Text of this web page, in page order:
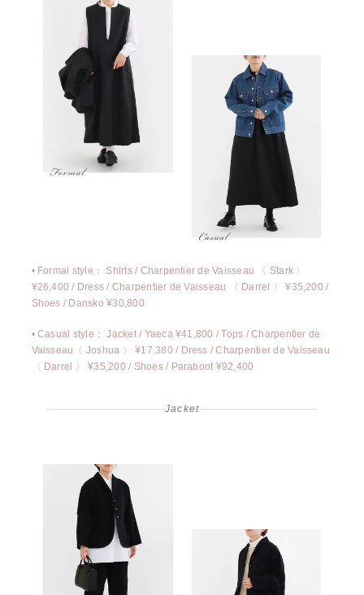
• Formal style：
Shirts / Charpentier de Vaisseau 〈 Stark 〉
¥26,400 / Dress / Charpentier de Vaisseau 〈 Darrel 〉 ¥35,200 /
Shoes / Dansko ¥30,800
• Casual style： Jacket / Yaeca ¥41,800 /Tops / Charpentier de
Vaisseau〈 Joshua 〉 ¥17,380 / Dress / Charpentier de Vaisseau
〈 Darrel 〉 ¥35,200 / Shoes / Paraboot ¥92,400
Jacket